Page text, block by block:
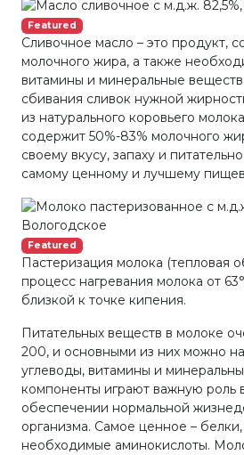
Featured
Сливочное масло – это продукт,
молочного жира, а также
витамины и минеральные
сбивания сливок нужной
из натурального коровьего
содержит 50%-83% молочного
своему вкусу, запаху и
самому ценному и лучшему
Featured
Пастеризация молока (тепловая
процесс нагревания молока от
близкой к точке кипения.
Питательных веществ в молоке
200, и основными из них можно
углеводы, витамины и
компоненты играют важную роль
обеспечении нормальной
организма. Самое ценное – белки,
необходимые аминокислоты.